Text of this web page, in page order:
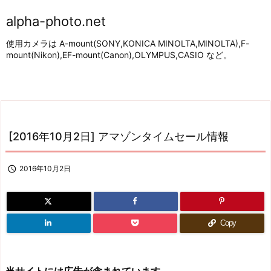
alpha-photo.net
使用カメラは A-mount(SONY,KONICA MINOLTA,MINOLTA),F-
mount(Nikon),EF-mount(Canon),OLYMPUS,CASIO など。
[2016年10月2日] アマゾンタイムセール情報
 2016年10月2日
Copy